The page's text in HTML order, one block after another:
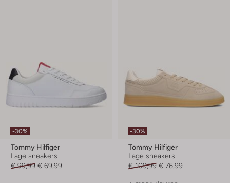
-30%
Tommy Hilfiger
Lage sneakers
€ 99,99 € 69,99
-30%
Tommy Hilfiger
Lage sneakers
€ 109,99 € 76,99